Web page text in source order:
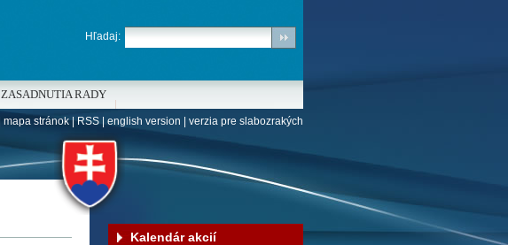
Kalendár akcií
Hľadaj:
ZASADNUTIA RADY
mapa stránok|RSS| english version verzia pre slabozrakých